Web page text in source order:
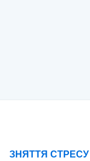
ЗНЯТТЯ СТРЕСУ